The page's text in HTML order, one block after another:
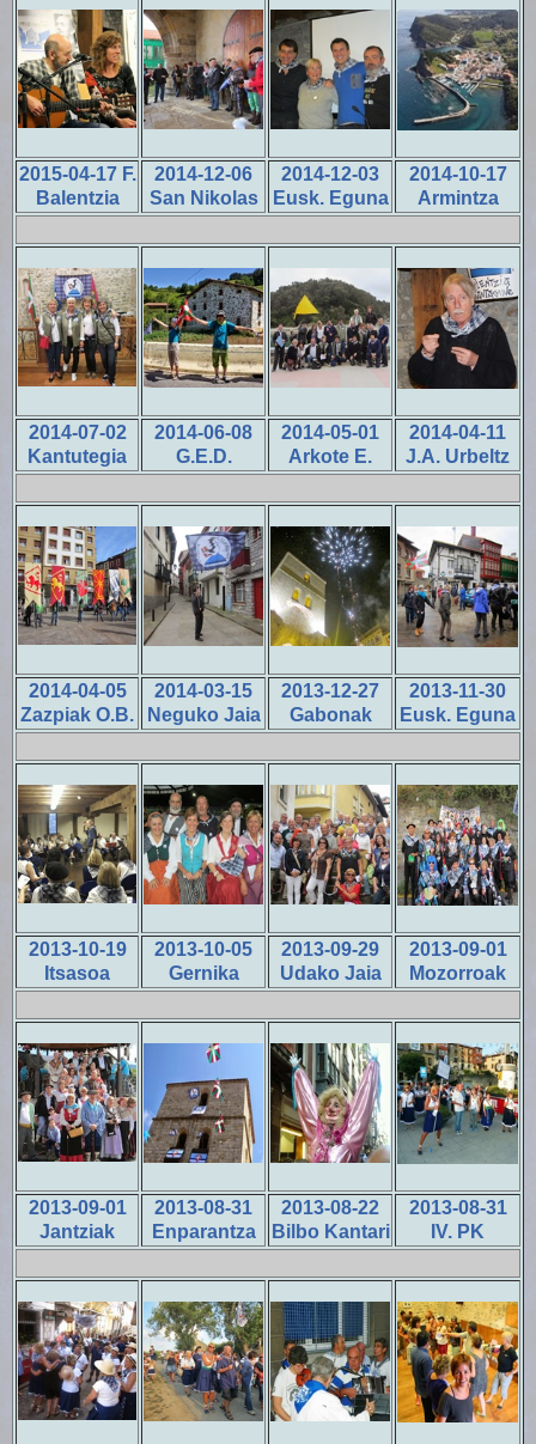
2015-04-17 F.
Balentzia
2014-12-06
San Nikolas
2014-12-03
Eusk. Eguna
2014-10-17
Armintza
2014-07-02
Kantutegia
2014-06-08
G.E.D.
2014-05-01
Arkote E.
2014-04-11
J.A. Urbeltz
2014-04-05
Zazpiak O.B.
2014-03-15
Neguko Jaia
2013-12-27
Gabonak
2013-11-30
Eusk. Eguna
2013-10-19
Itsasoa
2013-10-05
Gernika
2013-09-29
Udako Jaia
2013-09-01
Mozorroak
2013-09-01
Jantziak
2013-08-31
Enparantza
2013-08-22
Bilbo Kantari
2013-08-31
IV. PK